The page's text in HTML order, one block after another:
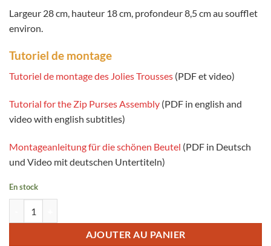
Largeur 28 cm, hauteur 18 cm, profondeur 8,5 cm au soufflet
environ.
Tutoriel de montage
Tutoriel de montage des Jolies Trousses (PDF et video)
Tutorial for the Zip Purses Assembly (PDF in english and
video with english subtitles)
Montageanleitung für die schönen Beutel (PDF in Deutsch
und Video mit deutschen Untertiteln)
En stock
AJOUTER AU PANIER